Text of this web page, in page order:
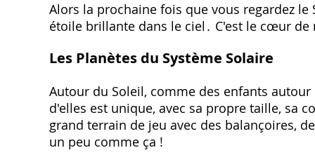
Alors la prochaine fois que vous regardez
étoile brillante dans le ciel․ C'est le cœur
Les Planètes du Système Solaire
Autour du Soleil, comme des enfants
d'elles est unique, avec sa propre taille, sa
grand terrain de jeu avec des balançoires,
un peu comme ça !